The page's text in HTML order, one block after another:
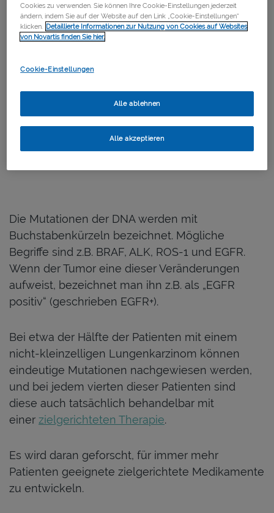
Die Mutationen der DNA werden mit
Buchstabenkürzeln bezeichnet. Mögliche
Begriffe sind z.B. BRAF, ALK, ROS-1 und EGFR.
Wenn der Tumor eine dieser Veränderungen
aufweist, bezeichnet man ihn z.B. als „EGFR
positiv“ (geschrieben EGFR+).
Bei etwa der Hälfte der Patienten mit einem
nicht-kleinzelligen Lungenkarzinom können
eindeutige Mutationen nachgewiesen werden,
und bei jedem vierten dieser Patienten sind
diese auch tatsächlich behandelbar mit
einer zielgerichteten Therapie.
Es wird daran geforscht, für immer mehr
Patienten geeignete zielgerichtete Medikamente
zu entwickeln.
Cookies zu verwenden. Sie können Ihre Cookie-Einstellungen jederzeit
ändern, indem Sie auf der Website auf den Link „Cookie-Einstellungen“
klicken. Detaillierte Informationen zur Nutzung von Cookies auf Websites
von Novartis finden Sie hier.
Cookie-Einstellungen
Alle ablehnen
Alle akzeptieren